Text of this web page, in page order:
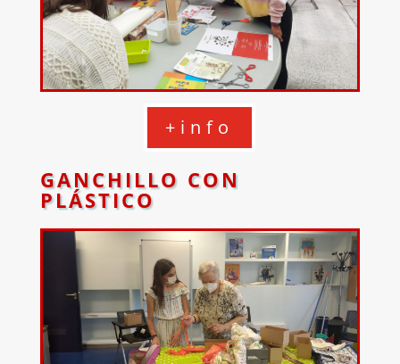
+info
GANCHILLO CON
PLÁSTICO